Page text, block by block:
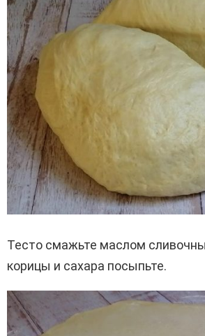
Тесто смажьте маслом
корицы и сахара посыпьте.